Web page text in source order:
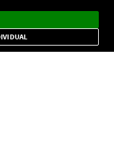
CONFIDENŢIALITATE
×